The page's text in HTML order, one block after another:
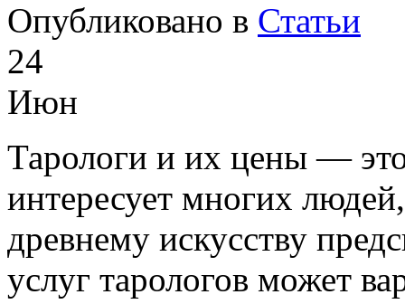
Опубликовано в Статьи
24
Июн
Тарологи и их цены —
интересует многих
древнему искусству
услуг тарологов может